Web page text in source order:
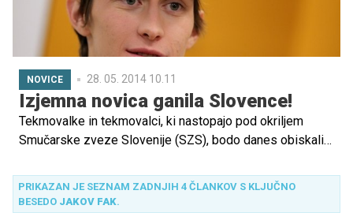
NOVICE 28. 05. 2014 10.11
Izjemna novica ganila Slovence!
Tekmovalke in tekmovalci, ki nastopajo pod okriljem
Smučarske zveze Slovenije (SZS), bodo danes obiskali
si želijo druženja s svojimi najmlajšimi navijači, podelili
jim bodo nekaj navijaških pripomočkov, hkrati pa jim želijo
dati spodbudo pri zdravljenju.
PRIKAZAN JE SEZNAM ZADNJIH 4 ČLANKOV S KLJUČNO
BESEDO JAKOV FAK.